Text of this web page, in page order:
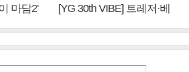
마담2'
[YG 30th VIBE] 트레저·베